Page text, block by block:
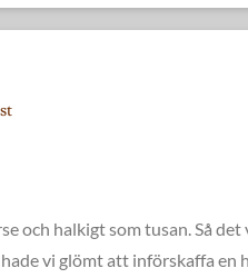
och halkigt som tusan. Så det
vi glömt att införskaffa en